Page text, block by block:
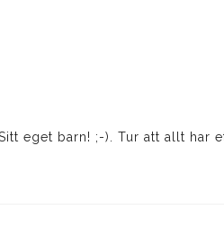
eget barn! ;-). Tur att allt har